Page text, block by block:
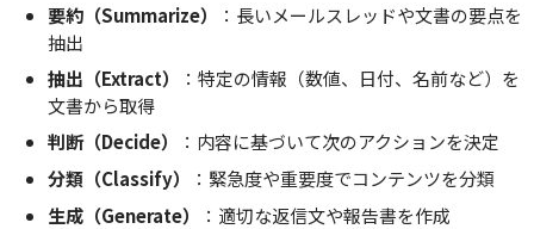
要約（Summarize）
：長いメールスレッドや文書の要点を
抽出
抽出（Extract）
：特定の情報（数値、日付、名前など）を
文書から取得
判断（Decide）
：内容に基づいて次のアクションを決定
分類（Classify）
：緊急度や重要度でコンテンツを分類
生成（Generate）
：適切な返信文や報告書を作成